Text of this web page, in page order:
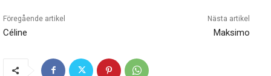
Föregående artikel
Céline
Nästa artikel
Maksimo